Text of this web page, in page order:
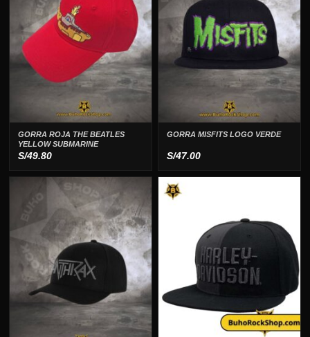
GORRA ROJA THE BEATLES
YELLOW SUBMARINE
S/49.80
GORRA MISFITS LOGO VERDE
S/47.00